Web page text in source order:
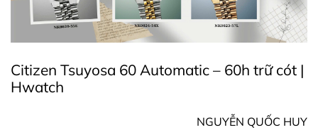
Citizen Tsuyosa 60 Automatic – 60h trữ cót |
Hwatch
NGUYỄN QUỐC HUY